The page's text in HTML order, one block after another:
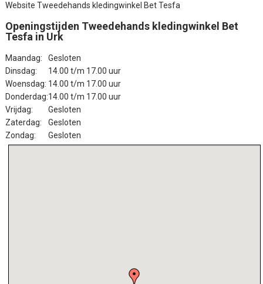
Website Tweedehands kledingwinkel Bet Tesfa
Openingstijden Tweedehands kledingwinkel Bet
Tesfa in Urk
Maandag:
Gesloten
Dinsdag:
14.00 t/m 17.00 uur
Woensdag: 14.00 t/m 17.00 uur
Donderdag:14.00 t/m 17.00 uur
Vrijdag:
Gesloten
Zaterdag:
Gesloten
Zondag:
Gesloten